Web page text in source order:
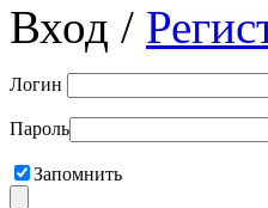
Вход /
Логин
Пароль
Запомнить